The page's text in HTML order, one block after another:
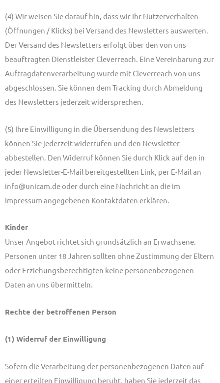
(4) Wir weisen Sie darauf hin, dass wir Ihr Nutzerverhalten
(Öffnungen / Klicks) bei Versand des Newsletters auswerten.
Der Versand des Newsletters erfolgt über den von uns
beauftragten Dienstleister Cleverreach. Eine Vereinbarung zur
Auftragdatenverarbeitung wurde mit Cleverreach von uns
abgeschlossen. Sie können dem Tracking durch Abmeldung
des Newsletters jederzeit widersprechen.
(5) Ihre Einwilligung in die Übersendung des Newsletters
können Sie jederzeit widerrufen und den Newsletter
abbestellen. Den Widerruf können Sie durch Klick auf den in
jeder Newsletter-E-Mail bereitgestellten Link, per E-Mail an
info@unicam.de oder durch eine Nachricht an die im
Impressum angegebenen Kontaktdaten erklären.
Kinder
Unser Angebot richtet sich grundsätzlich an Erwachsene.
Personen unter 18 Jahren sollten ohne Zustimmung der Eltern
oder Erziehungsberechtigten keine personenbezogenen
Daten an uns übermitteln.
Rechte der betroffenen Person
(1) Widerruf der Einwilligung
Sofern die Verarbeitung der personenbezogenen Daten auf
einer erteilten Einwilligung beruht, haben Sie jederzeit das